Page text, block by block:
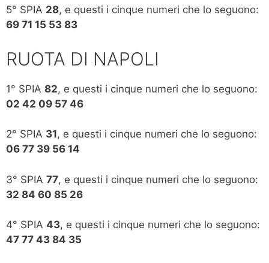
5° SPIA 28, e questi i cinque numeri che lo seguono:
69 71 15 53 83
RUOTA DI NAPOLI
1° SPIA 82, e questi i cinque numeri che lo seguono:
02 42 09 57 46
2° SPIA 31, e questi i cinque numeri che lo seguono:
06 77 39 56 14
3° SPIA 77, e questi i cinque numeri che lo seguono:
32 84 60 85 26
4° SPIA 43, e questi i cinque numeri che lo seguono:
47 77 43 84 35